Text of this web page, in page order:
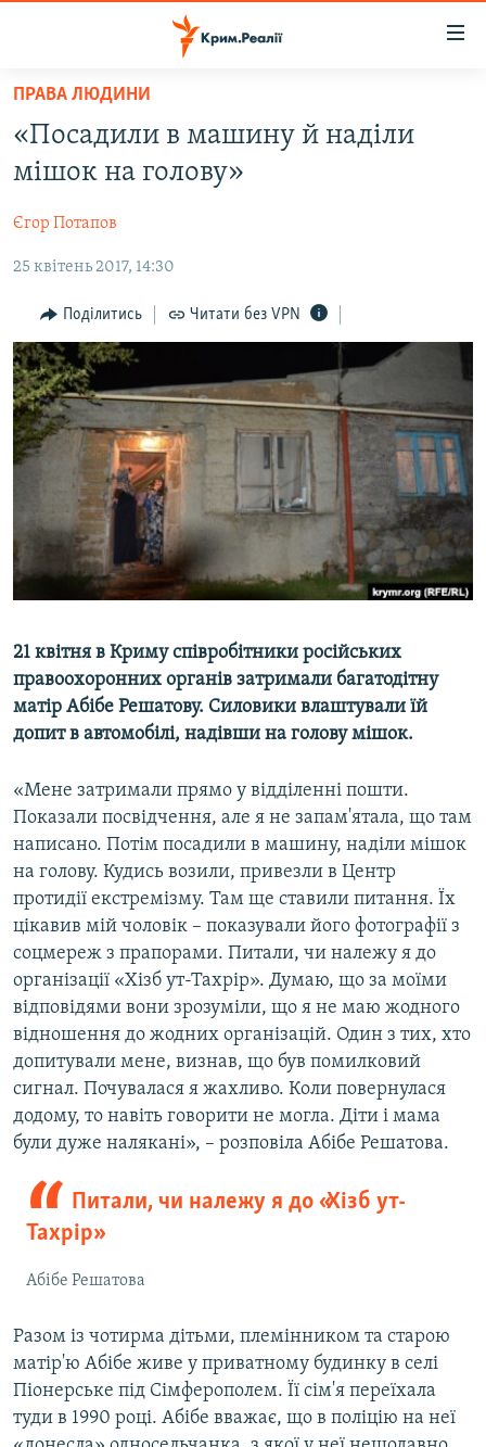
Перейти
основного
матеріалу
до
навігації
Перейти
пошуку
ВОДА.КРИМ
ПОЛІТИКА
БЛОГИ
ПОГЛЯД
ІНТЕРВ'Ю
ВСЕ ЗА ДЕНЬ
СПЕЦПРОЕКТИ
ДЕПОРТАЦІЯ
ВІДЕОУРОКИ «ELIFBE»
СВІДЧЕННЯ ОКУПАЦІЇ
УКРАЇНСЬКА ПРОБЛЕМА КРИМУ
ЯК ОБІЙТИ БЛОКУВАННЯ
Русский
Qırımtatar
Усі сайти RFE/RL
ПРАВА ЛЮДИНИ
«Посадили в машину й наділи
мішок на голову»
Єгор Потапов
25 квітень 2017, 14:30
Поділитись Читати без VPN
21 квітня в Криму співробітники російських
правоохоронних органів затримали багатодітну
матір Абібе Решатову. Силовики влаштували їй
допит в автомобілі, надівши на голову мішок.
«Мене затримали прямо у відділенні пошти.
Показали посвідчення, але я не запам'ятала, що там
написано. Потім посадили в машину, наділи мішок
на голову. Кудись возили, привезли в Центр
протидії екстремізму. Там ще ставили питання. Їх
цікавив мій чоловік – показували його фотографії з
соцмереж з прапорами. Питали, чи належу я до
організації «Хізб ут-Тахрір». Думаю, що за моїми
відповідями вони зрозуміли, що я не маю жодного
відношення до жодних організацій. Один з тих, хто
допитували мене, визнав, що був помилковий
сигнал. Почувалася я жахливо. Коли повернулася
додому, то навіть говорити не могла. Діти і мама
були дуже налякані», – розповіла Абібе Решатова.
Питали, чи належу я до «Хізб ут-
Тахрір»
Абібе Решатова
Разом із чотирма дітьми, племінником та старою
матір'ю Абібе живе у приватному будинку в селі
Піонерське під Сімферополем. Її сім'я переїхала
туди в 1990 році. Абібе вважає, що в поліцію на неї